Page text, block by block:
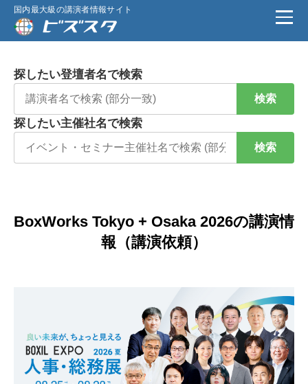
国内最大級の講演者情報サイト
探したい登壇者名で検索
検索
探したい主催社名で検索
検索
BoxWorks Tokyo + Osaka 2026の講演情
報（講演依頼）